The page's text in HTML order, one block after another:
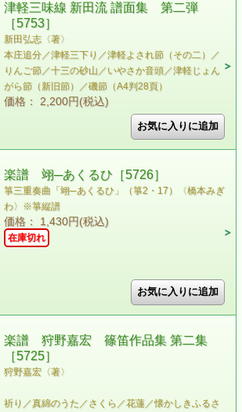
津軽三味線 新田流 譜面集 第二弾
［5753］
新田弘志〈著〉
本庄追分／津軽三下り／津軽よされ節（その二）／
りんご節／十三の砂山／いやさか音頭／津軽じょん
がら節（新旧節）／磯節（A4判28頁）
価格： 2,200円(税込)
楽譜 翊─あくるひ［5726］
箏三重奏曲「翊─あくるひ」（箏2・17）〈橋本みぎ
わ〉※箏縦譜
価格： 1,430円(税込)
在庫切れ
楽譜 狩野嘉宏 篠笛作品集 第二集
［5725］
狩野嘉宏〈著〉
祈り／真綿のうた／さくら／花蓮／懐かしきふるさ